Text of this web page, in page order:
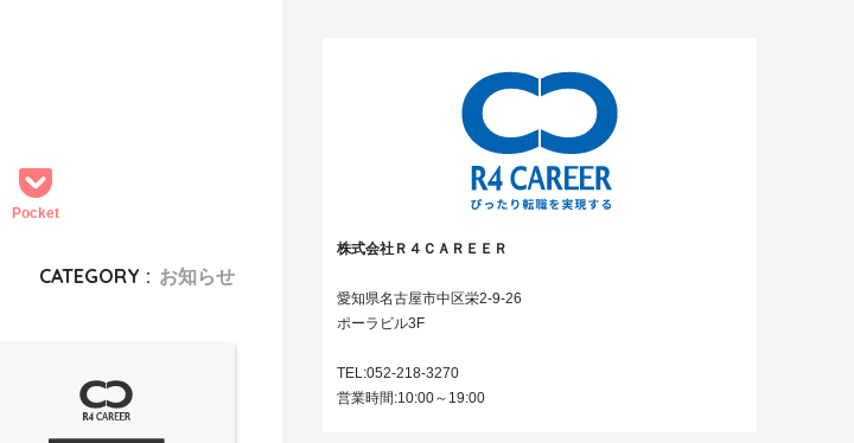
Pocket
CATEGORY : お知らせ
株式会社Ｒ４ＣＡＲＥＥＲ
愛知県名古屋市中区栄2-9-26
ポーラビル3F
TEL:052-218-3270
営業時間:10:00～19:00